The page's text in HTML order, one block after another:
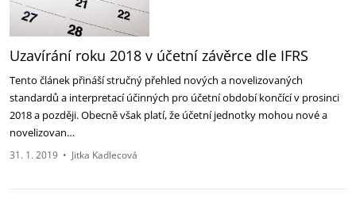
Uzavírání roku 2018 v účetní závěrce dle IFRS
Tento článek přináší stručný přehled nových a novelizovaných
standardů a interpretací účinných pro účetní období končící v prosinci
2018 a později. Obecně však platí, že účetní jednotky mohou nové a
novelizovan…
31. 1. 2019 • Jitka Kadlecová